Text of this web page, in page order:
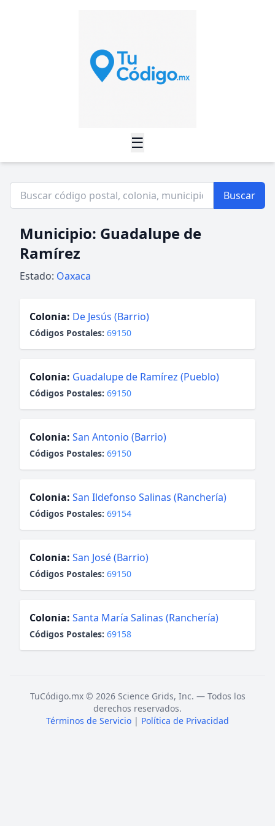
☰
Buscar
Municipio: Guadalupe de
Ramírez
Estado: Oaxaca
Colonia: De Jesús (Barrio)
Códigos Postales: 69150
Colonia: Guadalupe de Ramírez (Pueblo)
Códigos Postales: 69150
Colonia: San Antonio (Barrio)
Códigos Postales: 69150
Colonia: San Ildefonso Salinas (Ranchería)
Códigos Postales: 69154
Colonia: San José (Barrio)
Códigos Postales: 69150
Colonia: Santa María Salinas (Ranchería)
Códigos Postales: 69158
TuCódigo.mx © 2026 Science Grids, Inc. — Todos los
derechos reservados.
Términos de Servicio | Política de Privacidad